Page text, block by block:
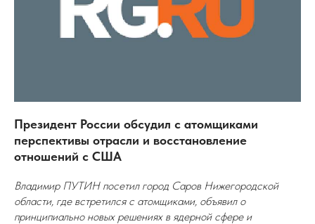
Президент России обсудил с атомщиками
перспективы отрасли и восстановление
отношений с США
Владимир ПУТИН посетил город Саров Нижегородской
области, где встретился с атомщиками, объявил о
принципиально новых решениях в ядерной сфере и